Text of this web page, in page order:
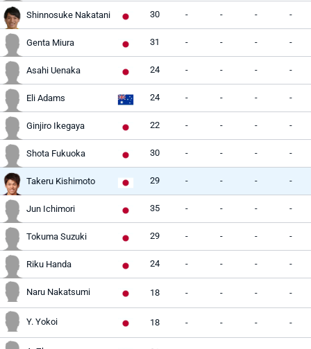
Shinnosuke Nakatani 30 - - - -
Genta Miura 31 - - - -
Asahi Uenaka 24 - - - -
Eli Adams 24 - - - -
Ginjiro Ikegaya 22 - - - -
Shota Fukuoka 30 - - - -
Takeru Kishimoto 29 - - - -
Jun Ichimori 35 - - - -
Tokuma Suzuki 29 - - - -
Riku Handa 24 - - - -
Naru Nakatsumi 18 - - - -
Y. Yokoi 18 - - - -